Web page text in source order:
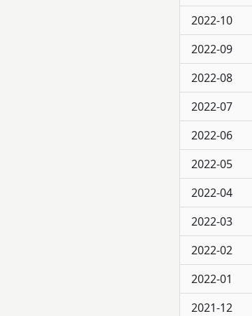
2022-10
2022-09
2022-08
2022-07
2022-06
2022-05
2022-04
2022-03
2022-02
2022-01
2021-12